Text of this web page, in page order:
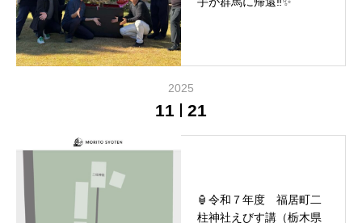
2025
11 21
🏮令和７年度 福居町二
柱神社えびす講（栃木県